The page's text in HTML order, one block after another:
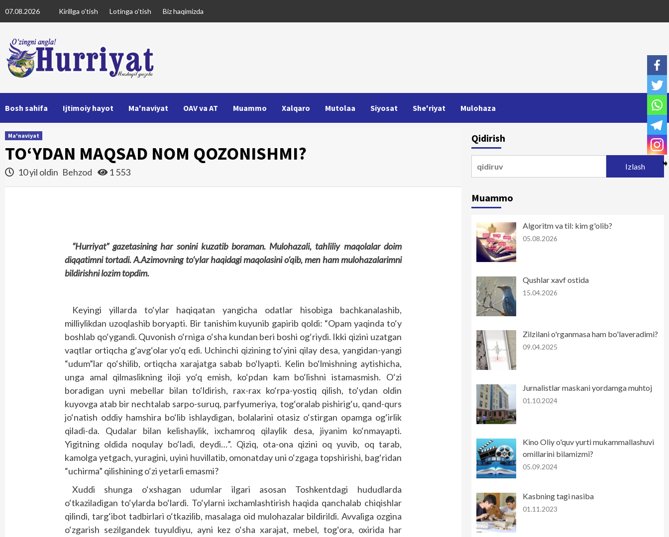
to
07.08.2026 Kirillga o'tish Lotinga o'tish Biz haqimizda
Bosh sahifa Ijtimoiy hayot Ma'naviyat OAV va AT Muammo Xalqaro Mutolaa Siyosat She'riyat Mulohaza
Ma'naviyat
TO‘YDAN MAQSAD NOM QOZONISHMI?
10 yil oldin Behzod 1 553
“Hurriyat” gazetasining har sonini kuzatib boraman. Mulohazali, tahliliy maqolalar doim
diqqatimni tortadi. A.Azimovning to‘ylar haqidagi maqolasini o‘qib, men ham mulohazalarimni
bildirishni lozim topdim.
Keyingi yillarda to‘ylar haqiqatan yangicha odatlar hisobiga bachkanalashib,
milliylikdan uzoqlashib boryapti. Bir tanishim kuyunib gapirib qoldi: “Opam yaqinda to‘y
boshlab qo‘ygandi. Quvonish o‘rniga o‘sha kundan beri boshi og‘riydi. Ikki qizini uzatgan
vaqtlar ortiqcha g‘avg‘olar yo‘q edi. Uchinchi qizining to‘yini qilay desa, yangidan-yangi
“udum”lar qo‘shilib, ortiqcha xarajatga sabab bo‘lyapti. Kelin bo‘lmishning aytishicha,
unga amal qilmaslikning iloji yo‘q emish, ko‘pdan kam bo‘lishni istamasmish. O‘zi
boradigan uyni mebellar bilan to‘ldirish, rax-rax ko‘rpa-yostiq qilish, to‘ydan oldin
kuyovga atab bir nechtalab sarpo-suruq, parfyumeriya, tog‘oralab pishirig‘u, qand-qurs
jo‘natish oddiy hamshira bo‘lib ishlaydigan, bolalarini otasiz o‘stirgan opamga og‘irlik
qiladi-da. Qudalar bilan kelishaylik, ixchamroq qilaylik desa, jiyanim ko‘nmayapti.
Yigitning oldida noqulay bo‘ladi, deydi…”. Qiziq, ota-ona qizini oq yuvib, oq tarab,
kamolga yetgach, yuragini, uyini huvillatib, omonatday uni o‘zgaga topshirishi, bag‘ridan
“uchirma” qilishining o‘zi yetarli emasmi?
Xuddi shunga o‘xshagan udumlar ilgari asosan Toshkentdagi hududlarda
o‘tkaziladigan to‘ylarda bo‘lardi. To‘ylarni ixchamlashtirish haqida qanchalab chiqishlar
qilindi, targ‘ibot tadbirlari o‘tkazilib, masalaga oid mulohazalar bildirildi. Avvaliga ozgina
o‘zgarish sezilgandek tuyuldiyu, ayni kez o‘sha xarajat, mebel, tog‘ora, oxirida har
Qidirish
Muammo
Algoritm va til: kim g'olib?
05.08.2026
Qushlar xavf ostida
15.04.2026
Zilzilani o'rganmasa ham bo'laveradimi?
09.04.2025
Jurnalistlar maskani yordamga muhtoj
01.10.2024
Kino Oliy o'quv yurti mukammallashuvi
omillarini bilamizmi?
05.09.2024
Kasbning tagi nasiba
01.11.2023